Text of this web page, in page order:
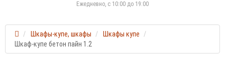
Ежедневно, с 10:00 до 19:00
Шкафы-купе, шкафы
Шкафы купе
Шкаф-купе бетон пайн 1.2